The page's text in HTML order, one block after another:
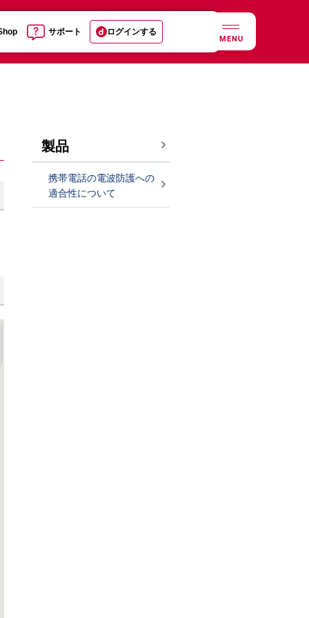
サポート ログインする
MENU
製品
携帯電話の電波防護への
適合性について